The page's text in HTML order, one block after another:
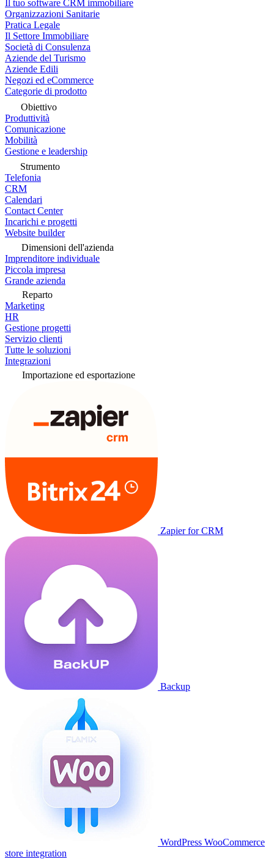
Il tuo software CRM immobiliare
Organizzazioni Sanitarie
Pratica Legale
Il Settore Immobiliare
Società di Consulenza
Aziende del Turismo
Aziende Edili
Negozi ed eCommerce
Categorie di prodotto
Obiettivo
Produttività
Comunicazione
Mobilità
Gestione e leadership
Strumento
Telefonia
CRM
Calendari
Contact Center
Incarichi e progetti
Website builder
Dimensioni dell'azienda
Imprenditore individuale
Piccola impresa
Grande azienda
Reparto
Marketing
HR
Gestione progetti
Servizio clienti
Tutte le soluzioni
Integrazioni
Importazione ed esportazione
Zapier for CRM
Backup
WordPress WooCommerce
store integration